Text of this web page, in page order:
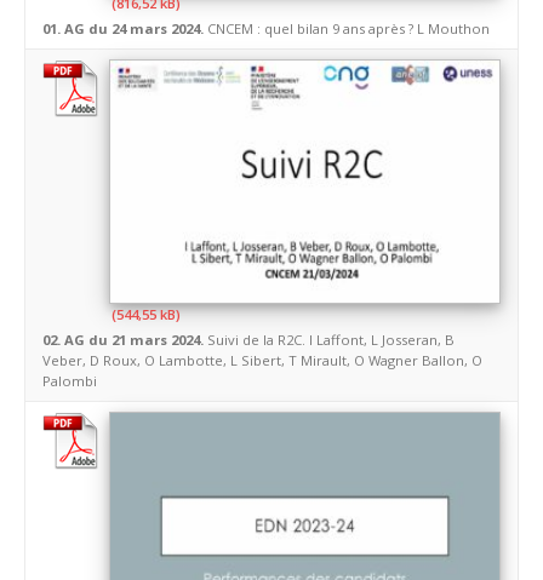
01. AG du 24 mars 2024. CNCEM : quel bilan 9 ans après ? L Mouthon
02. AG du 21 mars 2024. Suivi de la R2C. I Laffont, L Josseran, B
Veber, D Roux, O Lambotte, L Sibert, T Mirault, O Wagner Ballon, O
Palombi